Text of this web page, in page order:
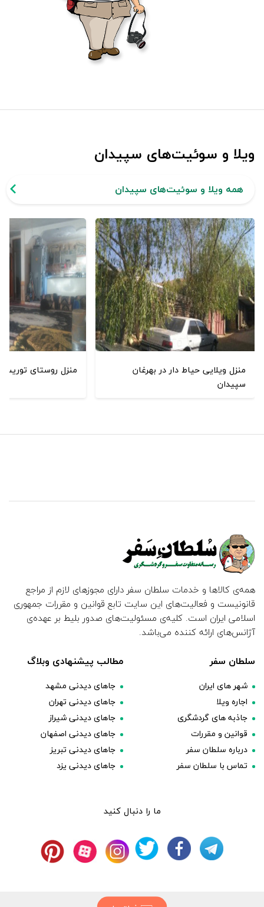
ویلا و سوئیت‌های سپیدان
همه ویلا و سوئیت‌های سپیدان
منزل ویلایی حیاط دار در بهرغان
سپیدان
منزل روستای
همه‌ی کالاها و خدمات سلطان سفر دارای مجوزهای لازم از مراجع
قانونیست و فعالیت‌های این سایت تابع قوانین و مقررات جمهوری
اسلامی ایران است. کلیه‌ی مسئولیت‌های صدور بلیط بر عهده‌ی
آژانس‌های ارائه کننده می‌باشد.
سلطان سفر
شهر های ایران
اجاره ویلا
جاذبه های گردشگری
قوانین و مقررات
درباره سلطان سفر
تماس با سلطان سفر
مطالب پیشنهادی وبلاگ
جاهای دیدنی مشهد
جاهای دیدنی تهران
جاهای دیدنی شیراز
جاهای دیدنی اصفهان
جاهای دیدنی تبریز
جاهای دیدنی یزد
ما را دنبال کنید